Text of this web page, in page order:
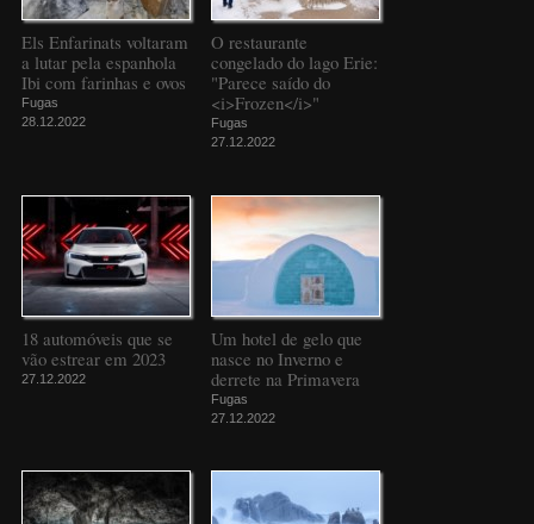
Els Enfarinats voltaram
a lutar pela espanhola
Ibi com farinhas e ovos
Fugas
28.12.2022
O restaurante
congelado do lago Erie:
"Parece saído do
<i>Frozen</i>"
Fugas
27.12.2022
18 automóveis que se
vão estrear em 2023
27.12.2022
Um hotel de gelo que
nasce no Inverno e
derrete na Primavera
Fugas
27.12.2022